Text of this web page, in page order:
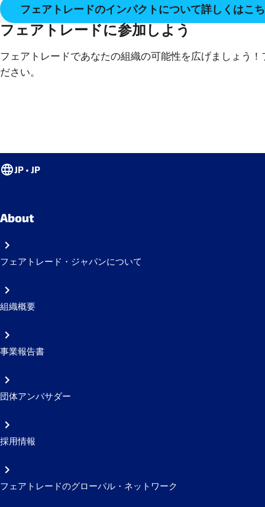
フェアトレードのインパクトについて詳しくはこ
フェアトレードに参加しよう
フェアトレードであなたの組織の可能性を広げましょう
ださい。
JP • JP
About
フェアトレード・ジャパンについて
組織概要
事業報告書
団体アンバサダー
採用情報
フェアトレードのグローバル・ネットワーク